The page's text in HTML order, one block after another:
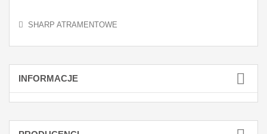
SHARP ATRAMENTOWE
INFORMACJE